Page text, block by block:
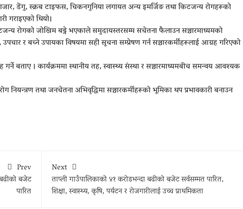
डेंगु, स्क्रब टाइफस, चिकनगुनिया लगायत अन्य इमर्जिङ तथा किटजन्य रोगहरूको
गराइएको थियो।
रोगको जोखिम बढ्ने भएकाले समुदायस्तरसम्म सचेतना फैलाउन सञ्चारमाध्यमको
र बच्ने उपायका विषयमा सही सूचना सम्प्रेषण गर्न सञ्चारकर्मीहरूलाई आग्रह गरिएको
गर्ने बताए । कार्यक्रममा स्थानीय तह, स्वास्थ्य संस्था र सञ्चारमाध्यमबीच समन्वय आवश्यक
नियन्त्रण तथा जनचेतना अभिवृद्धिमा सञ्चारकर्मीहरूको भूमिका थप प्रभावकारी बनाउन
Prev
बजेट
पारित
Next
ताप्ली गाउँपालिकाको ४१ करोडभन्दा बढीको बजेट सर्वसम्मत पारित,
शिक्षा, स्वास्थ्य, कृषि, पर्यटन र रोजगारीलाई उच्च प्राथमिकता